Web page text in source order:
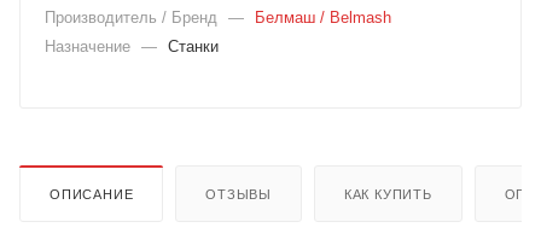
Производитель / Бренд —
Белмаш / Belmash
Назначение — Станки
ОПИСАНИЕ ОТЗЫВЫ КАК КУПИТЬ